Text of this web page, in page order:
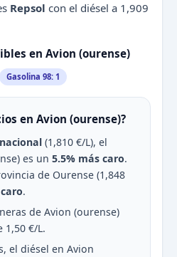
Repsol con el diésel a 1,909
en Avion (ourense)
Gasolina 98: 1
en Avion (ourense)?
(1,810 €/L), el
es un 5.5% más caro.
de Ourense (1,848
.
de Avion (ourense)
1,50 €/L.
el diésel en Avion